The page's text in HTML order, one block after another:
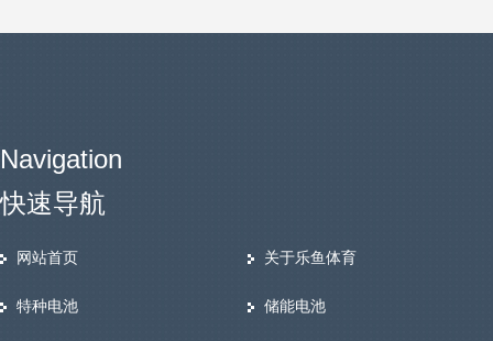
能展]与中国电池工业协会储能分会达成战略合作
Navigation
快速导航
网站首页
特种电池
关于乐鱼体育
储能电池